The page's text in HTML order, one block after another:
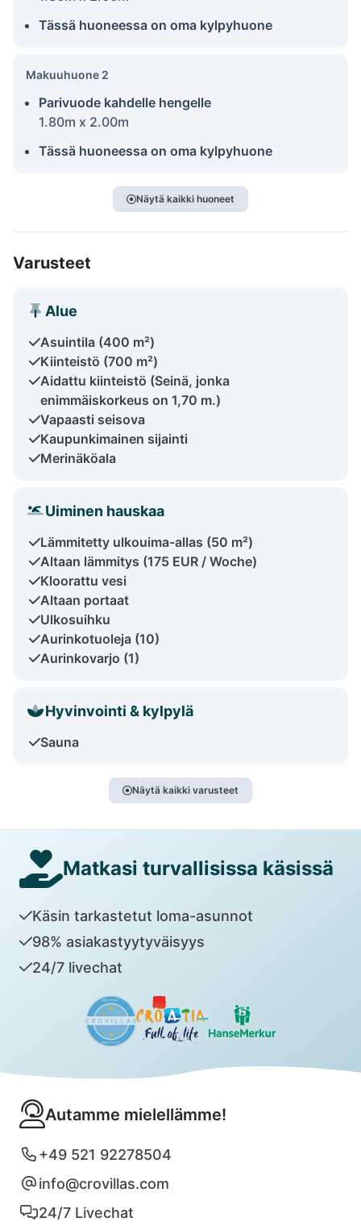
Tässä huoneessa on oma kylpyhuone
Makuuhuone 2
Parivuode kahdelle hengelle
1.80m x 2.00m
Tässä huoneessa on oma kylpyhuone
Näytä kaikki huoneet
Varusteet
Alue
Asuintila (400 m²)
Kiinteistö (700 m²)
Aidattu kiinteistö (Seinä, jonka
enimmäiskorkeus on 1,70 m.)
Vapaasti seisova
Kaupunkimainen sijainti
Merinäköala
Uiminen hauskaa
Lämmitetty ulkouima-allas (50 m²)
Altaan lämmitys (175 EUR / Woche)
Kloorattu vesi
Altaan portaat
Ulkosuihku
Aurinkotuoleja (10)
Aurinkovarjo (1)
Hyvinvointi & kylpylä
Sauna
Näytä kaikki varusteet
Matkasi turvallisissa käsissä
Käsin tarkastetut loma-asunnot
98% asiakastyytyväisyys
24/7 livechat
Autamme mielellämme!
+49 521 92278504
info@crovillas.com
24/7 Livechat